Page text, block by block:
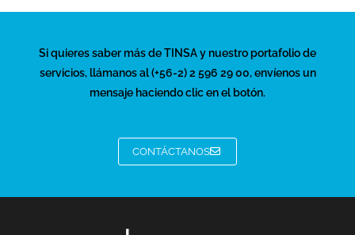
Si quieres saber más de TINSA y nuestro portafolio de
servicios, llámanos al (+56-2) 2 596 29 00, envíenos un
mensaje haciendo clic en el botón.
CONTÁCTANOS